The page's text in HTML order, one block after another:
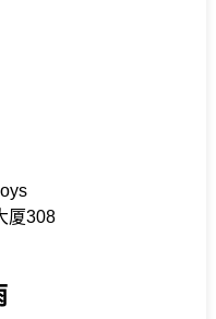
厦308